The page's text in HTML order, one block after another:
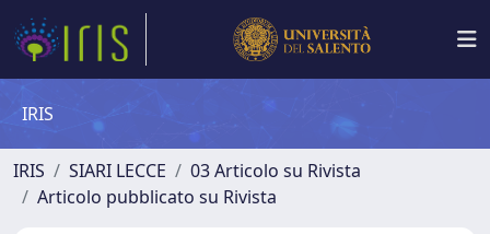
IRIS
IRIS SIARI LECCE
03 Articolo su Rivista
Articolo pubblicato su Rivista